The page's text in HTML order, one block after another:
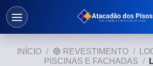
INÍCIO / 🔵 REVESTIMENTO /
PISCINAS E FACHADAS /